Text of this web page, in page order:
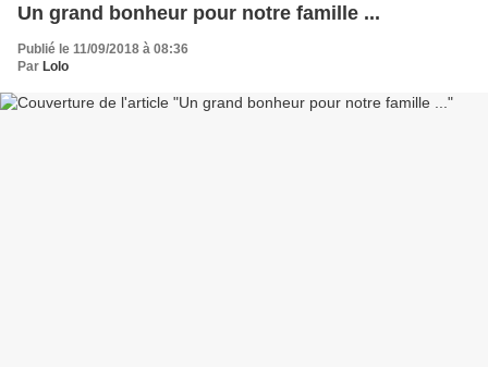
Un grand bonheur pour notre famille ...
Publié le 11/09/2018 à 08:36
Par Lolo